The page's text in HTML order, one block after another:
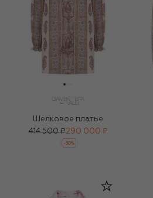
Шелковое платье
414 500 ₽290 000 ₽
-30%